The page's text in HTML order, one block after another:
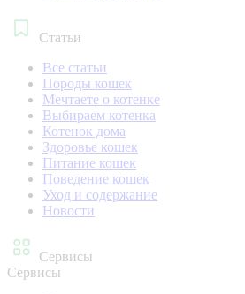
Статьи
Все статьи
Породы кошек
Мечтаете о котенке
Выбираем котенка
Котенок дома
Здоровье кошек
Питание кошек
Поведение кошек
Уход и содержание
Новости
Сервисы
Сервисы